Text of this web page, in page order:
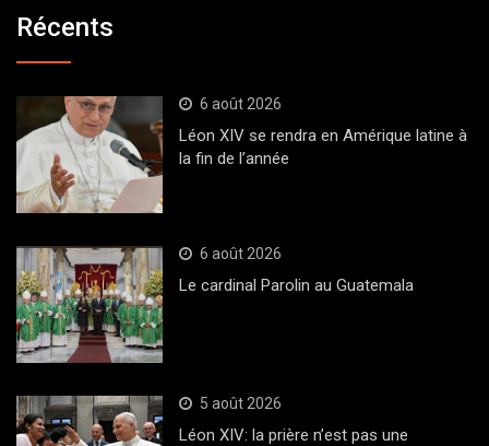
Récents
6 août 2026
Léon XIV se rendra en Amérique latine à
la fin de l’année
6 août 2026
Le cardinal Parolin au Guatemala
5 août 2026
Léon XIV: la prière n’est pas une